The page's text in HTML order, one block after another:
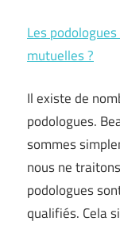
Les
mutuelles ?
Il existe de
podologues.
sommes
nous ne
podologues
qualifiés. Cela